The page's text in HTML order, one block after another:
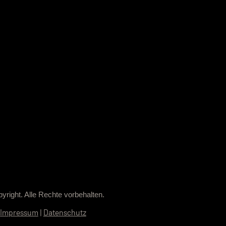
Alle Rechte vorbehalten.
Impressum | Datenschutz